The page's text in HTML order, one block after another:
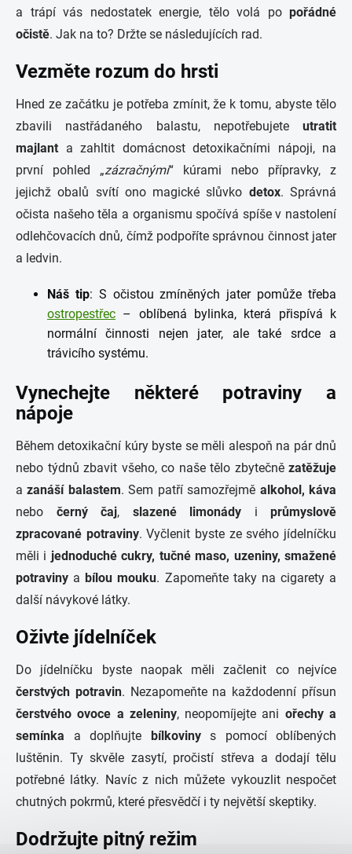
a trápí vás nedostatek energie, tělo volá po pořádné
očistě. Jak na to? Držte se následujících rad.
Vezměte rozum do hrsti
Hned ze začátku je potřeba zmínit, že k tomu, abyste tělo
zbavili nastřádaného balastu, nepotřebujete utratit
majlant a zahltit domácnost detoxikačními nápoji, na
první pohled „zázračnými“ kúrami nebo přípravky, z
jejichž obalů svítí ono magické slůvko detox. Správná
očista našeho těla a organismu spočívá spíše v nastolení
odlehčovacích dnů, čímž podpoříte správnou činnost jater
a ledvin.
Náš tip: S očistou zmíněných jater pomůže třeba
ostropestřec – oblíbená bylinka, která přispívá k
normální činnosti nejen jater, ale také srdce a
trávicího systému.
Vynechejte některé potraviny a
nápoje
Během detoxikační kúry byste se měli alespoň na pár dnů
nebo týdnů zbavit všeho, co naše tělo zbytečně zatěžuje
azanáší balastem. Sem patří samozřejmě alkohol, káva
nebo černý čaj, slazené limonády i průmyslově
zpracované potraviny. Vyčlenit byste ze svého jídelníčku
měli i jednoduché cukry, tučné maso, uzeniny, smažené
potraviny abílou mouku. Zapomeňte taky na cigarety a
další návykové látky.
Oživte jídelníček
Do jídelníčku byste naopak měli začlenit co nejvíce
čerstvých potravin. Nezapomeňte na každodenní přísun
čerstvého ovoce a zeleniny, neopomíjejte ani ořechy a
semínka a doplňujte bílkovinys pomocí oblíbených
luštěnin. Ty skvěle zasytí, pročistí střeva a dodají tělu
potřebné látky. Navíc z nich můžete vykouzlit nespočet
chutných pokrmů, které přesvědčí i ty největší skeptiky.
Dodržujte pitný režim